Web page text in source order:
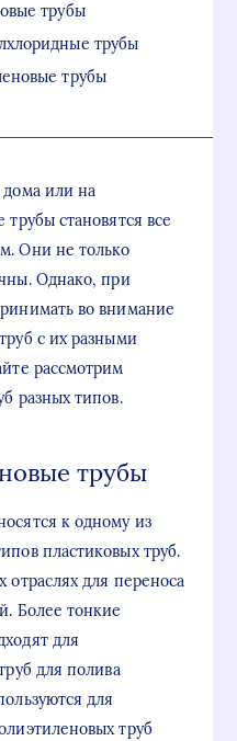
трубы
трубы
трубы
или на
трубы становятся все
Они не только
Однако, при
во внимание
с их разными
рассмотрим
разных типов.
трубы
к одному из
пластиковых труб.
отраслях для переноса
Более тонкие
для
для полива
для
труб